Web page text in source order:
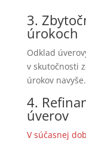
3.
úrokoch
Odklad
v skutočnosti
úrokov navyše.
4.
úverov
V súčasnej